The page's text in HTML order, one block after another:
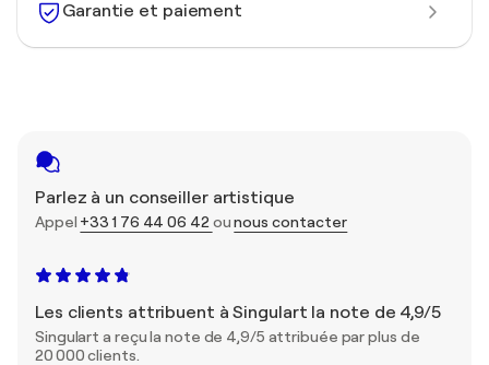
Garantie et paiement
Parlez à un conseiller artistique
Appel +33 1 76 44 06 42 ounous contacter
Les clients attribuent à Singulart la note de 4,9/5
Singulart a reçu la note de 4,9/5 attribuée par plus de
20 000 clients.